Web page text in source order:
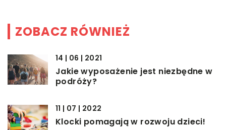
ZOBACZ RÓWNIEŻ
14 | 06 | 2021
Jakie wyposażenie jest niezbędne w
podróży?
11 | 07 | 2022
Klocki pomagają w rozwoju dzieci!